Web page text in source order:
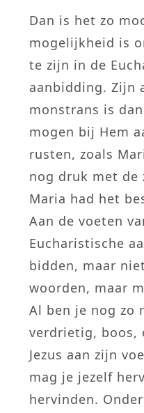
Dan is het zo
mogelijkheid is
te zijn in de
aanbidding. Zijn
monstrans is
mogen bij Hem
rusten, zoals
nog druk met de
Maria had het
Aan de voeten
Eucharistische
bidden, maar
woorden, maar
Al ben je nog zo
verdrietig, boos,
Jezus aan zijn
mag je jezelf
hervinden.